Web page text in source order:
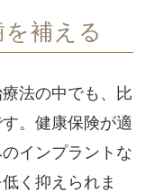
補える
法の中でも、比
。健康保険が適
インプラントな
く抑えられま